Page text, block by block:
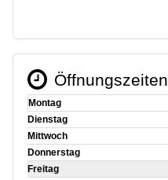
Öffnungszeiten
Montag
Dienstag
Mittwoch
Donnerstag
Freitag